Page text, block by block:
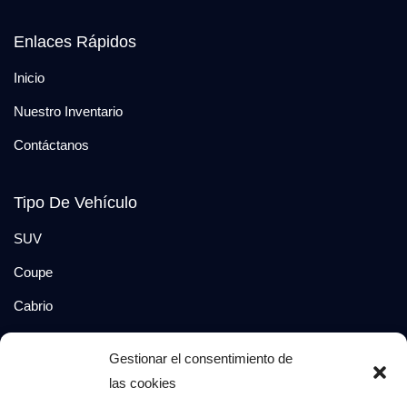
Gestionar el consentimiento de
las cookies
Enlaces Rápidos
Inicio
Nuestro Inventario
Contáctanos
Tipo De Vehículo
SUV
Coupe
Cabrio